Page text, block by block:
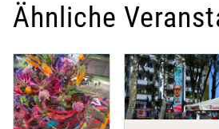
Ähnliche